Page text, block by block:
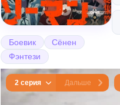
Боевик
Сёнен
Фэнтези